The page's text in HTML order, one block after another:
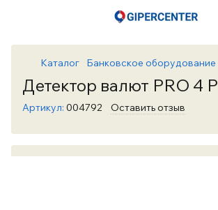
Каталог Банковское оборудование
Детектор валют PRO 4 P
Артикул: 004792 Оставить отзыв